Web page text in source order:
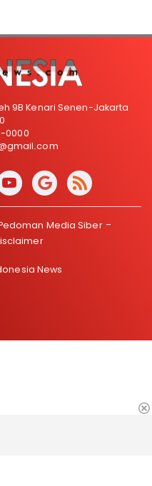
9B Kenari Senen-Jakarta
0000
Media Siber
News